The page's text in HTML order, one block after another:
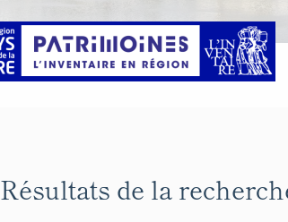
Résultats de la